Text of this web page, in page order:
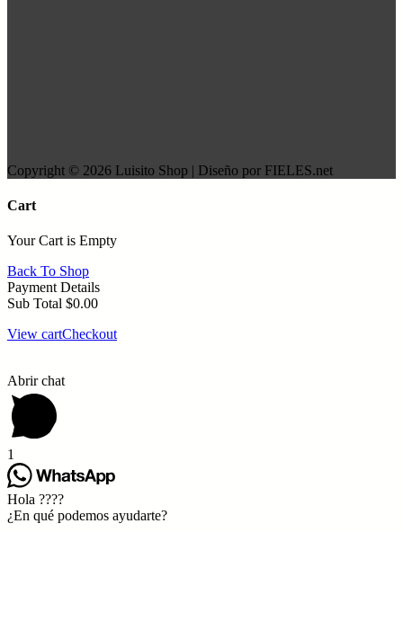
Copyright © 2026 Luisito Shop | Diseño por FIELES.net
Cart
Your Cart is Empty
Back To Shop
Payment Details
Sub Total $0.00
View cartCheckout
Abrir chat
1
Hola ????
¿En qué podemos ayudarte?